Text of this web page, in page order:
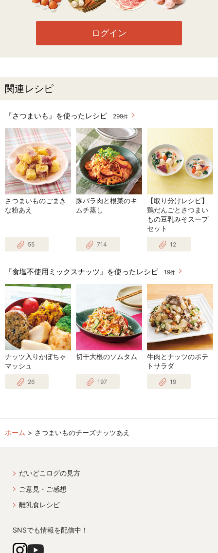
ログイン
関連レシピ
『さつまいも』を使ったレシピ 299件
さつまいものごまき
な粉あえ
55
豚バラ肉と根菜のキ
ムチ蒸し
714
【取り分けレシピ】
鶏だんごとさつまい
もの豆乳みそスープ
セット
12
『食塩不使用ミックスナッツ』を使ったレシピ 19件
ナッツ入りかぼちゃ
マッシュ
26
切干大根のソムタム
197
牛肉とナッツのポテ
トサラダ
19
ホーム さつまいものチーズナッツあえ
だいどこログの見方
ご意見・ご感想
離乳食レシピ
SNSでも情報を配信中！